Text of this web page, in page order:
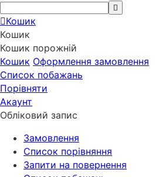
Кошик
Кошик
Кошик порожній
Кошик Оформлення замовлення
Список побажань
Порівняти
Акаунт
Обліковий запис
Замовлення
Cписок порівняння
Запити на повернення